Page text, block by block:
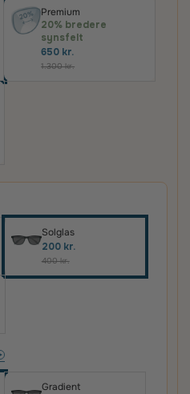
Premium
20% bredere
synsfelt
650 kr.
1.300 kr.
Solglas
200 kr.
400 kr.
Gradient